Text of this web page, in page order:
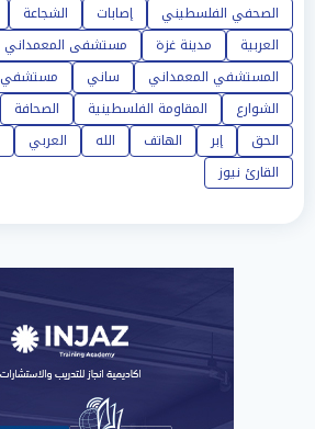
الصحفي الفلسطيني
إصابات الشجاعة
العربية
مدينة غزة
مستشفى المعمداني
المستشفي المعمداني
ساني مستشفي
الشوارع
المقاومة الفلسطينية الصحافة
الحق
إبر الهاتف الله العربي
القارئ نيوز